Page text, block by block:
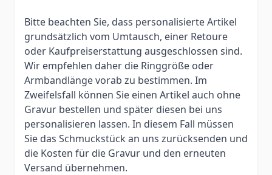
Bitte beachten Sie, dass personalisierte Artikel
grundsätzlich vom Umtausch, einer Retoure
oder Kaufpreiserstattung ausgeschlossen sind.
Wir empfehlen daher die Ringgröße oder
Armbandlänge vorab zu bestimmen. Im
Zweifelsfall können Sie einen Artikel auch ohne
Gravur bestellen und später diesen bei uns
personalisieren lassen. In diesem Fall müssen
Sie das Schmuckstück an uns zurücksenden und
die Kosten für die Gravur und den erneuten
Versand übernehmen.